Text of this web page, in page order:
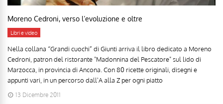
Moreno Cedroni, verso l’evoluzione e oltre
Libri e video
Nella collana “Grandi cuochi” di Giunti arriva il libro dedicato a Moreno
Cedroni, patron del ristorante "Madonnina del Pescatore" sul lido di
Marzocca, in provincia di Ancona. Con 80 ricette originali, disegni e
appunti vari, in un percorso dall'A alla Z per ogni piatto
13 Dicembre 2011